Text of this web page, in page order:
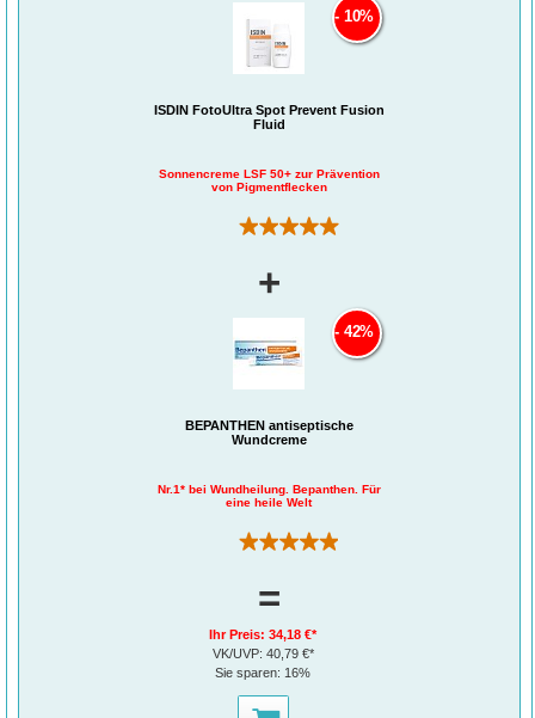
ISDIN FotoUltra Spot Prevent Fusion
Fluid
Sonnencreme LSF 50+ zur Prävention
von Pigmentflecken
(1)
10%
+
BEPANTHEN antiseptische
Wundcreme
Nr.1* bei Wundheilung. Bepanthen. Für
eine heile Welt
(171)
42%
=
Ihr Preis:34,18 €*
VK/UVP: 40,79 €*
Sie sparen: 16%